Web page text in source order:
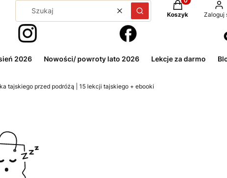
WyczyśćSzukaj
Produkty w
Koszyk Zaloguj
2026 Nowości/ powroty lato 2026 Lekcje za darmo
tajskiego przed podróżą | 15 lekcji tajskiego + ebooki